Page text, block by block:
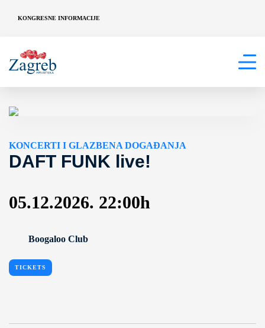
KONGRESNE INFORMACIJE
KONCERTI I GLAZBENA DOGAĐANJA
DAFT FUNK live!
05.12.2026. 22:00h
Boogaloo Club
TICKETS